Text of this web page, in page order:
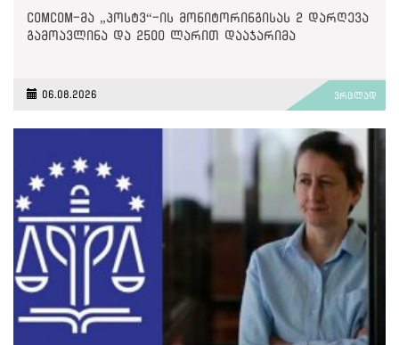
ComCom-მა „პოსტვ“-ის მონიტორინგისას 2 დარღევა
გამოავლინა და 2500 ლარით დააჯარიმა
06.08.2026 ვრცლად